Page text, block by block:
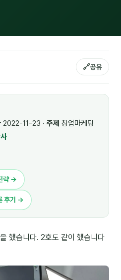
4
🔗공유
2022-11-23 · 주제 창업마케팅
략 →
후기 →
했습니다. 2호도 같이 했습니다